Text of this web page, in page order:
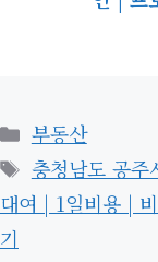
카
테
고
리
부동산
태
그
충청남도 공
대여 | 1일비용 |
기